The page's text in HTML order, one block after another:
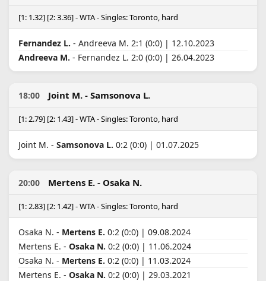
[1: 1.32] [2: 3.36] - WTA - Singles: Toronto, hard
Fernandez L. - Andreeva M. 2:1 (0:0) | 12.10.2023
Andreeva M. - Fernandez L. 2:0 (0:0) | 26.04.2023
18:00 Joint M. - Samsonova L.
[1: 2.79] [2: 1.43] - WTA - Singles: Toronto, hard
Joint M. - Samsonova L. 0:2 (0:0) | 01.07.2025
20:00 Mertens E. - Osaka N.
[1: 2.83] [2: 1.42] - WTA - Singles: Toronto, hard
Osaka N. - Mertens E. 0:2 (0:0) | 09.08.2024
Mertens E. - Osaka N. 0:2 (0:0) | 11.06.2024
Osaka N. - Mertens E. 0:2 (0:0) | 11.03.2024
Mertens E. - Osaka N. 0:2 (0:0) | 29.03.2021